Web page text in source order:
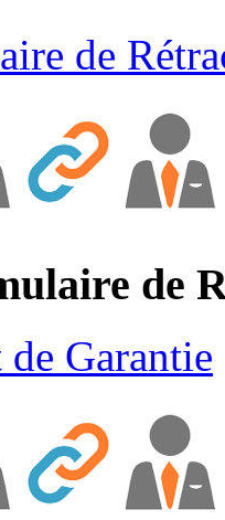
de
de
Garantie